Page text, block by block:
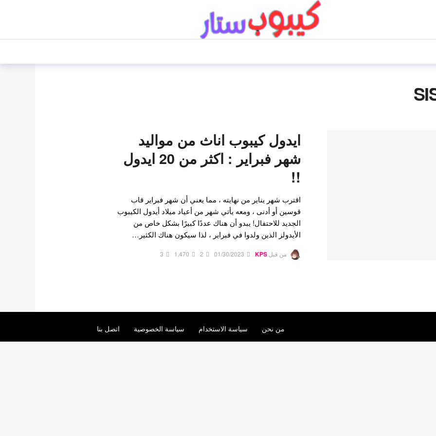
ايدول كيبوب اناث من مواليد
شهر فبراير : اكثر من 20 ايدول
!!
اقترب شهر يناير من نهايته ، مما يعني أن شهر فبراير قاب
قوسين أو أدنى ، ومعه يأتي شهر من أعياد ميلاد أيدول الكيبوب
الجديد للاحتفال! يبدو أن هناك عددًا كبيرًا بشكل خاص من
الأيدولز الذين ولدوا في فبراير ، لذا سيكون هناك الكثير…
من قبل KPS
01/30/2023
2
1,470
3
من نحن سياسة الاستخدام سياسة الخصوصية اتصل بنا